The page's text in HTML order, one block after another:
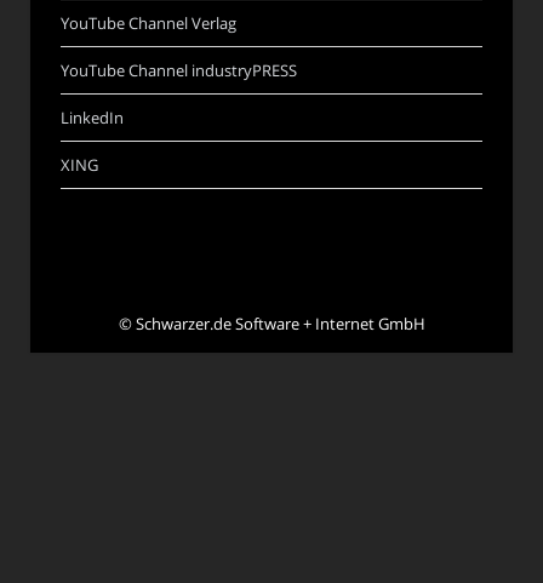
YouTube Channel Verlag
YouTube Channel industryPRESS
LinkedIn
XING
©Schwarzer.de Software + Internet GmbH